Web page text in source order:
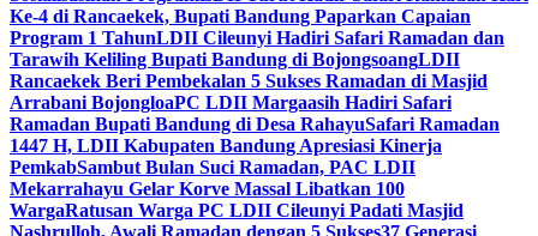
Ke-4 di Rancaekek, Bupati Bandung Paparkan Capaian
Program 1 TahunLDII Cileunyi Hadiri Safari Ramadan dan
Tarawih Keliling Bupati Bandung di BojongsoangLDII
Rancaekek Beri Pembekalan 5 Sukses Ramadan di Masjid
Arrabani BojongloaPC LDII Margaasih Hadiri Safari
Ramadan Bupati Bandung di Desa RahayuSafari Ramadan
1447 H, LDII Kabupaten Bandung Apresiasi Kinerja
PemkabSambut Bulan Suci Ramadan, PAC LDII
Mekarrahayu Gelar Korve Massal Libatkan 100
WargaRatusan Warga PC LDII Cileunyi Padati Masjid